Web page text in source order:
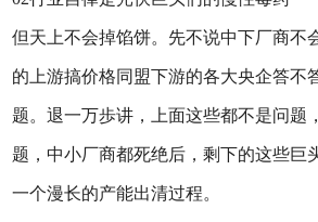
但天上不会掉馅饼。先不说中下厂商不
的上游搞价格同盟下游的各大央企答不
题。退一万歩讲，上面这些都不是问题
题，中小厂商都死绝后，剩下的这些巨
一个漫长的产能出清过程。